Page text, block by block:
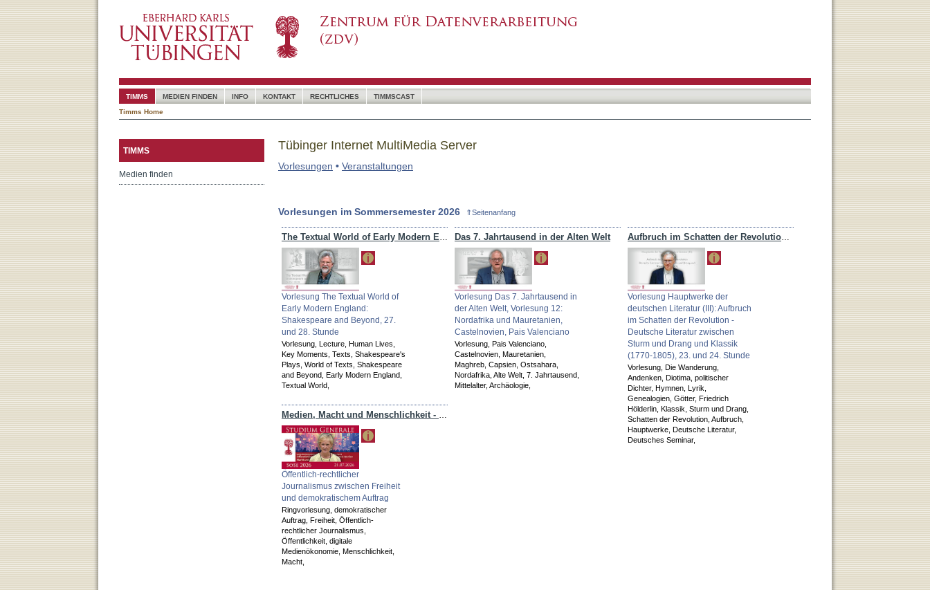
TIMMS MEDIEN FINDEN INFO KONTAKT RECHTLICHES
TIMMSCAST
Timms Home
TIMMS
Medien finden
Tübinger Internet MultiMedia Server
Vorlesungen • Veranstaltungen
Vorlesungen im Sommersemester 2026 ⇑Seitenanfang
Vorlesung The Textual World of
Early Modern England:
Shakespeare and Beyond, 27.
und 28. Stunde
Vorlesung, Lecture, Human Lives,
Key Moments, Texts, Shakespeare's
Plays, World of Texts, Shakespeare
and Beyond, Early Modern England,
Textual World,
Öffentlich-rechtlicher
Journalismus zwischen Freiheit
und demokratischem Auftrag
Ringvorlesung, demokratischer
Auftrag, Freiheit, Öffentlich-
rechtlicher Journalismus,
Öffentlichkeit, digitale
Medienökonomie, Menschlichkeit,
Macht,
Das 7. Jahrtausend in der Alten Welt
Vorlesung Das 7. Jahrtausend in
der Alten Welt, Vorlesung 12:
Nordafrika und Mauretanien,
Castelnovien, Pais Valenciano
Vorlesung, Pais Valenciano,
Castelnovien, Mauretanien,
Maghreb, Capsien, Ostsahara,
Nordafrika, Alte Welt, 7. Jahrtausend,
Mittelalter, Archäologie,
Vorlesung Hauptwerke der
deutschen Literatur (III): Aufbruch
im Schatten der Revolution -
Deutsche Literatur zwischen
Sturm und Drang und Klassik
(1770-1805), 23. und 24. Stunde
Vorlesung, Die Wanderung,
Andenken, Diotima, politischer
Dichter, Hymnen, Lyrik,
Genealogien, Götter, Friedrich
Hölderlin, Klassik, Sturm und Drang,
Schatten der Revolution, Aufbruch,
Hauptwerke, Deutsche Literatur,
Deutsches Seminar,